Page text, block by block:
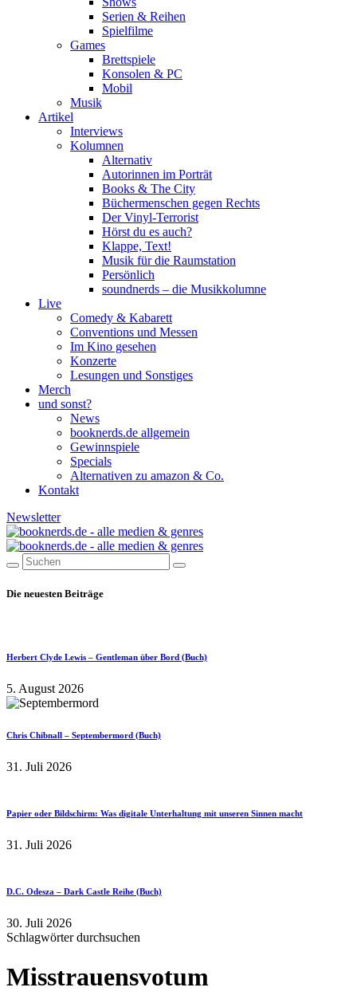
Serien & Reihen
Spielfilme
Games
Brettspiele
Konsolen & PC
Mobil
Musik
Artikel
Interviews
Kolumnen
Alternativ
Autorinnen im Porträt
Books & The City
Büchermenschen gegen Rechts
Der Vinyl-Terrorist
Hörst du es auch?
Klappe, Text!
Musik für die Raumstation
Persönlich
soundnerds – die Musikkolumne
Live
Comedy & Kabarett
Conventions und Messen
Im Kino gesehen
Konzerte
Lesungen und Sonstiges
Merch
und sonst?
News
booknerds.de allgemein
Gewinnspiele
Specials
Alternativen zu amazon & Co.
Kontakt
Newsletter
Die neuesten Beiträge
Herbert Clyde Lewis – Gentleman über Bord (Buch)
5. August 2026
Chris Chibnall – Septembermord (Buch)
31. Juli 2026
Papier oder Bildschirm: Was digitale Unterhaltung mit unseren Sinnen macht
31. Juli 2026
D.C. Odesza – Dark Castle Reihe (Buch)
30. Juli 2026
Schlagwörter durchsuchen
Misstrauensvotum